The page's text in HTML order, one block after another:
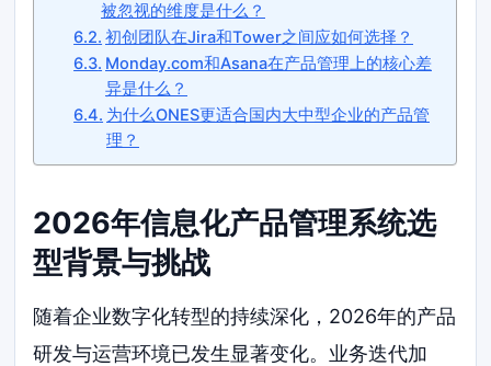
被忽视的维度是什么？
初创团队在Jira和Tower之间应如何选择？
Monday.com和Asana在产品管理上的核心差
异是什么？
为什么ONES更适合国内大中型企业的产品管
理？
2026年信息化产品管理系统选
型背景与挑战
随着企业数字化转型的持续深化，2026年的产品
研发与运营环境已发生显著变化。业务迭代加